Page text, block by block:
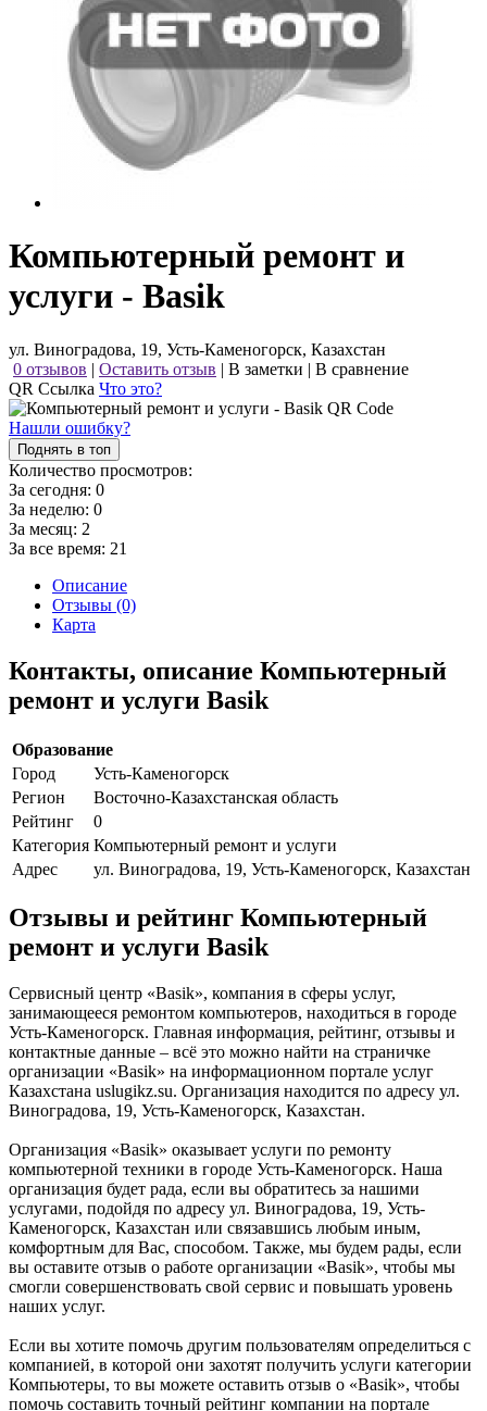
Компьютерный ремонт и
услуги - Basik
ул. Виноградова, 19, Усть-Каменогорск, Казахстан
0 отзывов | Оставить отзыв | В заметки | В сравнение
QR Ссылка Что это?
Нашли ошибку?
Поднять в топ
Количество просмотров:
За сегодня: 0
За неделю: 0
За месяц: 2
За все время: 21
Описание
Отзывы (0)
Карта
Контакты, описание Компьютерный
ремонт и услуги Basik
Образование
Город
Усть-Каменогорск
Регион
Восточно-Казахстанская область
Рейтинг
0
Категория Компьютерный ремонт и услуги
Адрес
ул. Виноградова, 19, Усть-Каменогорск, Казахстан
Отзывы и рейтинг Компьютерный
ремонт и услуги Basik
Сервисный центр «Basik», компания в сферы услуг,
занимающееся ремонтом компьютеров, находиться в городе
Усть-Каменогорск. Главная информация, рейтинг, отзывы и
контактные данные – всё это можно найти на страничке
организации «Basik» на информационном портале услуг
Казахстана uslugikz.su. Организация находится по адресу ул.
Виноградова, 19, Усть-Каменогорск, Казахстан.
Организация «Basik» оказывает услуги по ремонту
компьютерной техники в городе Усть-Каменогорск. Наша
организация будет рада, если вы обратитесь за нашими
услугами, подойдя по адресу ул. Виноградова, 19, Усть-
Каменогорск, Казахстан или связавшись любым иным,
комфортным для Вас, способом. Также, мы будем рады, если
вы оставите отзыв о работе организации «Basik», чтобы мы
смогли совершенствовать свой сервис и повышать уровень
наших услуг.
Если вы хотите помочь другим пользователям определиться с
компанией, в которой они захотят получить услуги категории
Компьютеры, то вы можете оставить отзыв о «Basik», чтобы
помочь составить точный рейтинг компании на портале